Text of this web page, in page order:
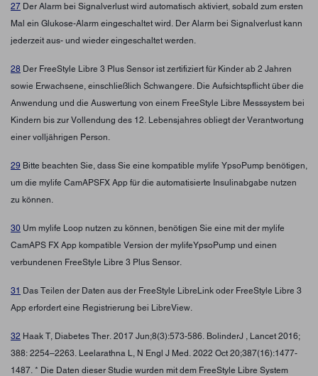
27 Der Alarm bei Signalverlust wird automatisch aktiviert, sobald zum ersten
Mal ein Glukose-Alarm eingeschaltet wird. Der Alarm bei Signalverlust kann
jederzeit aus- und wieder eingeschaltet werden.
28 Der FreeStyle Libre 3 Plus Sensor ist zertifiziert für Kinder ab 2 Jahren
sowie Erwachsene, einschließlich Schwangere. Die Aufsichtspflicht über die
Anwendung und die Auswertung von einem FreeStyle Libre Messsystem bei
Kindern bis zur Vollendung des 12. Lebensjahres obliegt der Verantwortung
einer volljährigen Person.
29 Bitte beachten Sie, dass Sie eine kompatible mylife YpsoPump benötigen,
um die mylife CamAPSFX App für die automatisierte Insulinabgabe nutzen
zu können.
30 Um mylife Loop nutzen zu können, benötigen Sie eine mit der mylife
CamAPS FX App kompatible Version der mylifeYpsoPump und einen
verbundenen FreeStyle Libre 3 Plus Sensor.
31 Das Teilen der Daten aus der FreeStyle LibreLink oder FreeStyle Libre 3
App erfordert eine Registrierung bei LibreView.
32 Haak T, Diabetes Ther. 2017 Jun;8(3):573-586. BolinderJ , Lancet 2016;
388: 2254–2263. Leelarathna L, N Engl J Med. 2022 Oct 20;387(16):1477-
1487. * Die Daten dieser Studie wurden mit dem FreeStyle Libre System